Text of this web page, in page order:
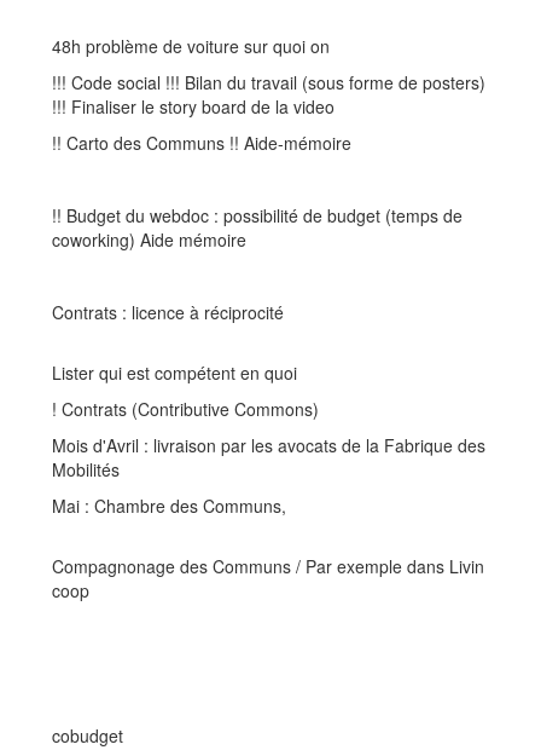
48h problème de voiture sur quoi on
!!! Code social !!! Bilan du travail (sous forme de posters)
!!! Finaliser le story board de la video
!! Carto des Communs !! Aide-mémoire
!! Budget du webdoc : possibilité de budget (temps de
coworking) Aide mémoire
Contrats : licence à réciprocité
Lister qui est compétent en quoi
! Contrats (Contributive Commons)
Mois d'Avril : livraison par les avocats de la Fabrique des
Mobilités
Mai : Chambre des Communs,
Compagnonage des Communs / Par exemple dans Livin
coop
cobudget